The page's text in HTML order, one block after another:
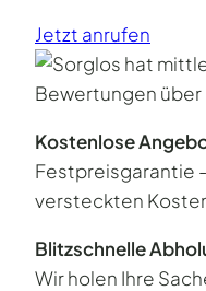
Jetzt anrufen
Kostenlose
Festpreisgarantie
versteckten
Blitzschnelle
Wir holen Ihre